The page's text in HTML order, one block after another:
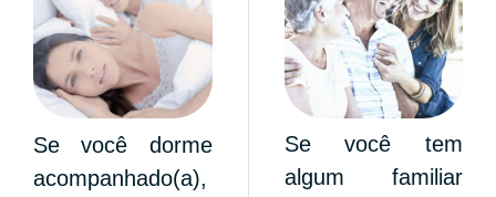
Se você dorme
acompanhado(a),
Se você tem
algum familiar